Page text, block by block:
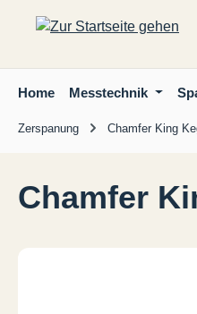
Hauptinhalt springen
Zur Suche springen
Zur Hauptnavigation
Home Messtechnik
Zerspanung Chamfer King
Chamfer